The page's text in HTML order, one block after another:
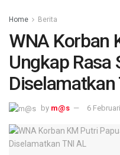
Home Berita
WNA Korban
Ungkap Rasa
Diselamatkan
by m@s 6